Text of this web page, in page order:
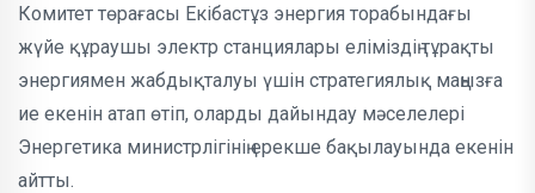
Комитет төрағасы Екібастұз энергия торабындағы
жүйе құраушы электр станциялары еліміздің тұрақты
энергиямен жабдықталуы үшін стратегиялық маңызға
ие екенін атап өтіп, оларды дайындау мәселелері
Энергетика министрлігінің ерекше бақылауында екенін
айтты.